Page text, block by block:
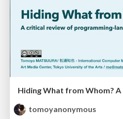
tomoyanonymous